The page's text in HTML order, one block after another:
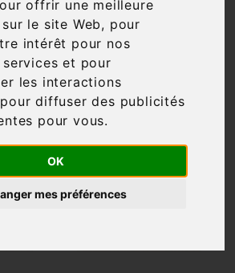
offrir une meilleure
le site Web, pour
intérêt pour nos
et pour
les interactions
pour diffuser des publicités
pour vous.
OK
mes préférences